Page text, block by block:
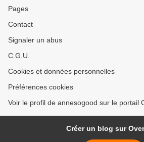
Pages
Contact
Signaler un abus
C.G.U.
Cookies et données personnelles
Préférences cookies
Voir le profil de annesogood sur le portail
Créer un blog sur